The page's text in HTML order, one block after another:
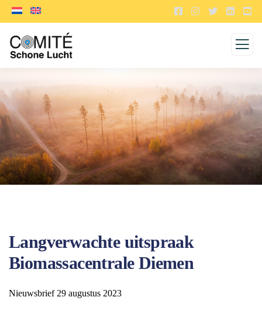
Langverwachte uitspraak
Biomassacentrale Diemen
Nieuwsbrief 29 augustus 2023